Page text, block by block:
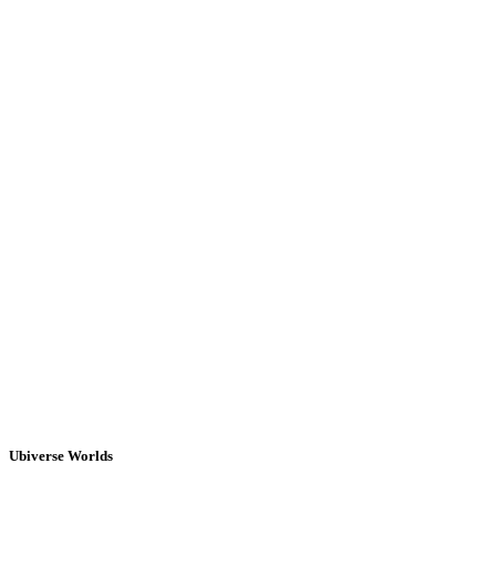
Ubiverse Worlds